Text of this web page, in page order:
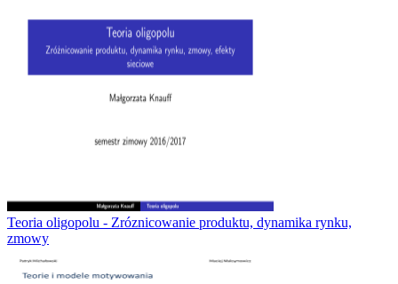
Teoria oligopolu - Zróznicowanie produktu, dynamika rynku,
zmowy